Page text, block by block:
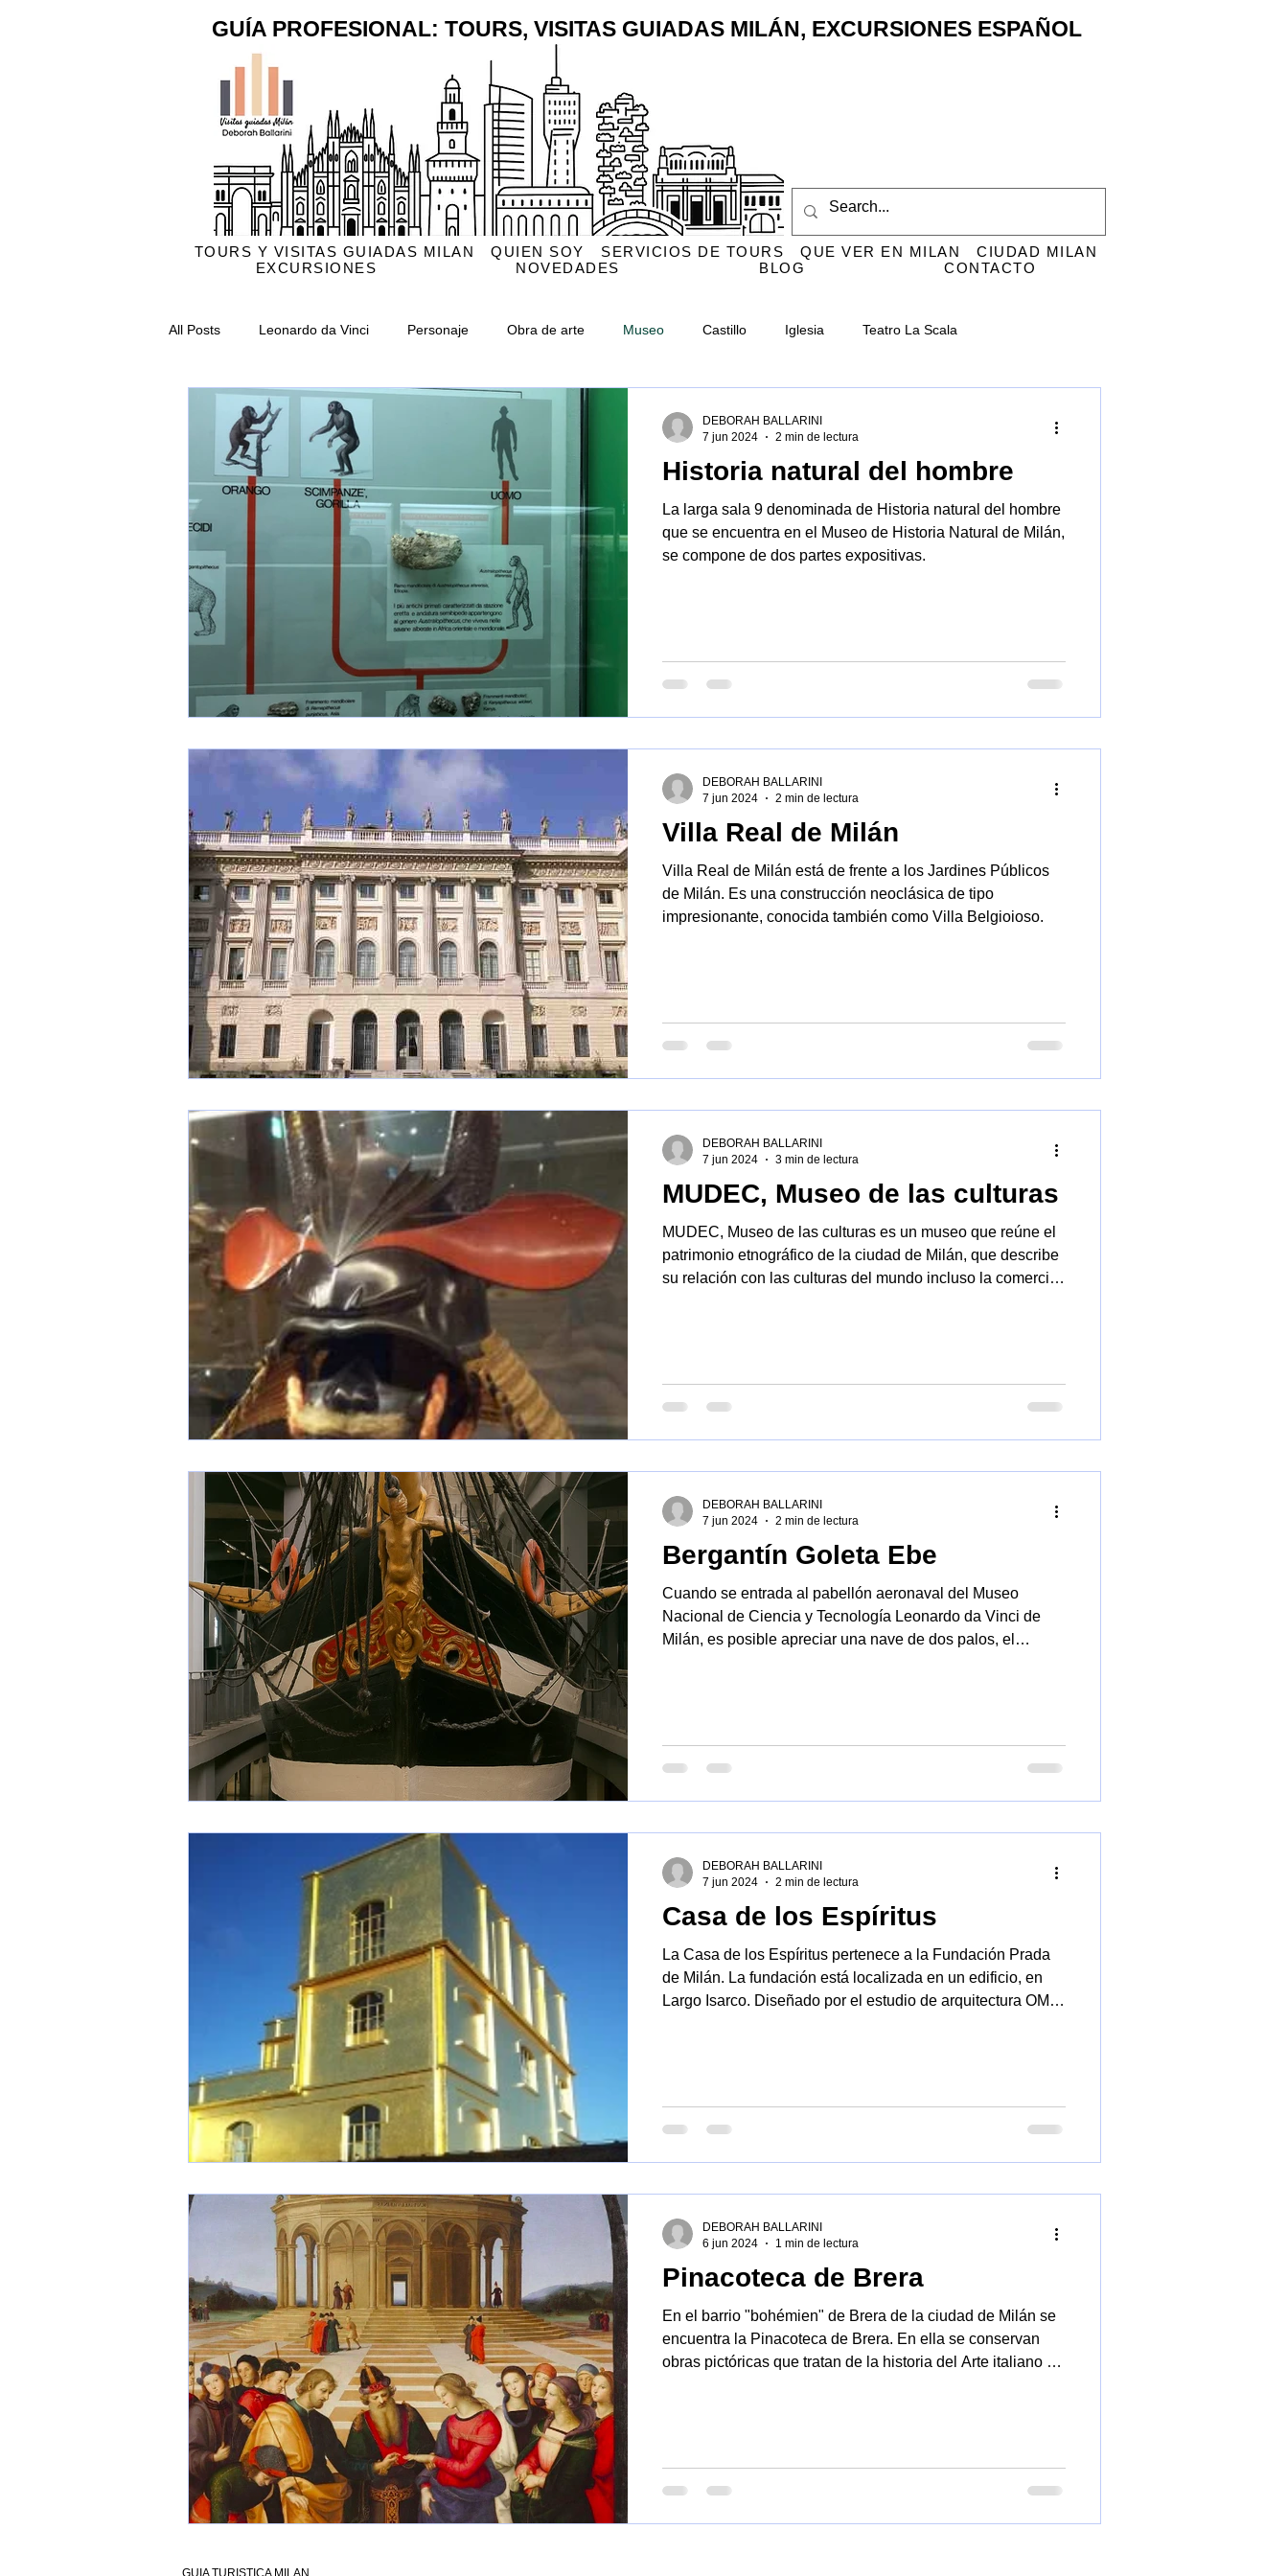
GUÍA PROFESIONAL: TOURS, VISITAS GUIADAS MILÁN, EXCURSIONES ESPAÑOL
TOURS Y VISITAS GUIADAS MILAN QUIEN SOY SERVICIOS DE TOURS QUE VER EN MILAN
CIUDAD MILAN
EXCURSIONES
NOVEDADES BLOG CONTACTO
All Posts Leonardo da Vinci Personaje Obra de arte Museo Castillo Iglesia Teatro La Scala
Catedral de Milán Monumento CityLife
Estación de trenes Código Atlántico Ciencia Arquitectura Milán Cortina San Siro Planetario Biblioteca
Historia natural del hombre
La larga sala 9 denominada de Historia natural del hombre
que se encuentra en el Museo de Historia Natural de Milán,
se compone de dos partes expositivas.
DEBORAH BALLARINI
7 jun 2024
2 min de lectura
Villa Real de Milán
Villa Real de Milán está de frente a los Jardines Públicos
de Milán. Es una construcción neoclásica de tipo
impresionante, conocida también como Villa Belgioioso.
DEBORAH BALLARINI
7 jun 2024
2 min de lectura
MUDEC, Museo de las culturas
MUDEC, Museo de las culturas es un museo que reúne el
patrimonio etnográfico de la ciudad de Milán, que describe
su relación con las culturas del mundo incluso la comercial,
DEBORAH BALLARINI
7 jun 2024
3 min de lectura
Bergantín Goleta Ebe
Cuando se entrada al pabellón aeronaval del Museo
Nacional de Ciencia y Tecnología Leonardo da Vinci de
Milán, es posible apreciar una nave de dos palos, el
DEBORAH BALLARINI
7 jun 2024
2 min de lectura
Casa de los Espíritus
La Casa de los Espíritus pertenece a la Fundación Prada
de Milán. La fundación está localizada en un edificio, en
Largo Isarco. Diseñado por el estudio de arquitectura OMA
DEBORAH BALLARINI
7 jun 2024
2 min de lectura
Pinacoteca de Brera
En el barrio "bohémien" de Brera de la ciudad de Milán se
encuentra la Pinacoteca de Brera. En ella se conservan
obras pictóricas que tratan de la historia del Arte italiano a
DEBORAH BALLARINI
6 jun 2024
1 min de lectura
GUIA TURISTICA MILAN